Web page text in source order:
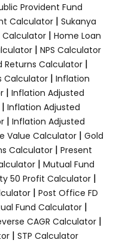
Provident Fund
Calculator| Sukanya
Calculator| Home Loan
| NPS Calculator
Returns Calculator |
Calculator| Inflation
| Inflation Adjusted
| Inflation Adjusted
| Inflation Adjusted
Value Calculator | Gold
Calculator | Present
| Mutual Fund
50 Profit Calculator|
| Post Office FD
Fund Calculator|
CAGR Calculator |
| STP Calculator